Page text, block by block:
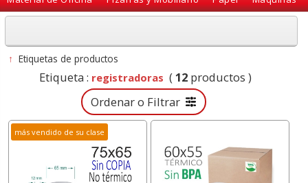
↑Etiquetas de productos
Etiqueta : registradoras (12productos )
Ordenar o Filtrar
más vendido de su clase